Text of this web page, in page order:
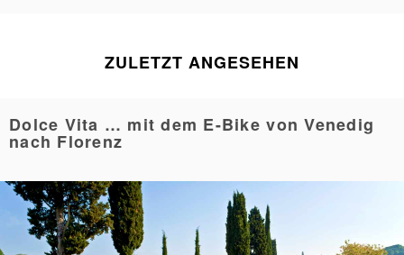
ZULETZT ANGESEHEN
Dolce Vita … mit dem E-Bike von Venedig
nach Florenz